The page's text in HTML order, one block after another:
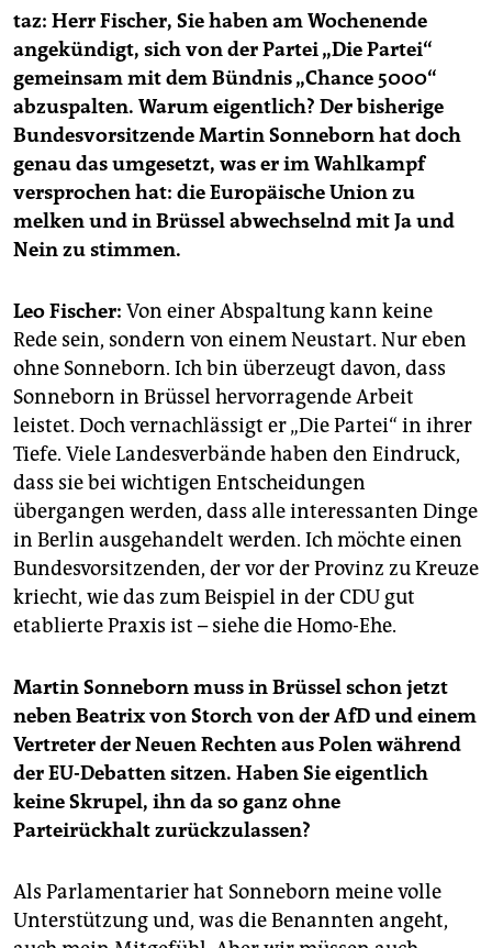
unterstützen
abo
genossenschaft
epaper login
taz: Herr Fischer, Sie haben am Wochenende
angekündigt, sich von der Partei „Die Partei“
gemeinsam mit dem Bündnis „Chance 5000“
abzuspalten. Warum eigentlich? Der bisherige
Bundesvorsitzende Martin Sonneborn hat doch
genau das umgesetzt, was er im Wahlkampf
versprochen hat: die Europäische Union zu
melken und in Brüssel abwechselnd mit Ja und
Nein zu stimmen.
Leo Fischer: Von einer Abspaltung kann keine
Rede sein, sondern von einem Neustart. Nur eben
ohne Sonneborn. Ich bin überzeugt davon, dass
Sonneborn in Brüssel hervorragende Arbeit
leistet. Doch vernachlässigt er „Die Partei“ in ihrer
Tiefe. Viele Landesverbände haben den Eindruck,
dass sie bei wichtigen Entscheidungen
übergangen werden, dass alle interessanten Dinge
in Berlin ausgehandelt werden. Ich möchte einen
Bundesvorsitzenden, der vor der Provinz zu Kreuze
kriecht, wie das zum Beispiel in der CDU gut
etablierte Praxis ist – siehe die Homo-Ehe.
Martin Sonneborn muss in Brüssel schon jetzt
neben ­Beatrix von Storch von der AfD und einem
Vertreter der Neuen Rechten aus Polen während
der EU-Debatten sitzen. Haben Sie eigentlich
keine Skrupel, ihn da so ganz ohne
Parteirückhalt zurückzulassen?
Als Parlamentarier hat Sonneborn meine volle
Unterstützung und, was die Benannten angeht,